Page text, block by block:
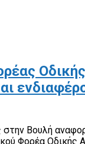
Οδικής
στην Βουλή
Φορέα Οδικής